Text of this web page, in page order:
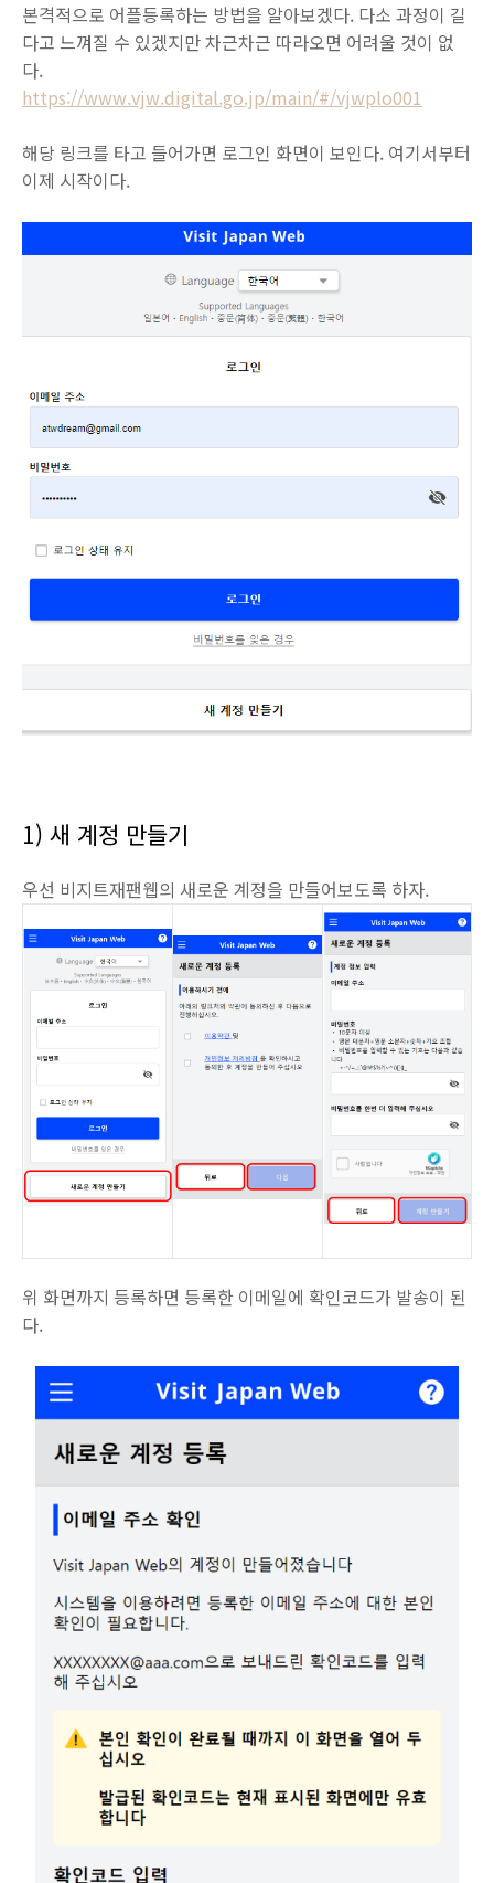
본격적으로 어플등록하는 방법을 알아보겠다. 다소 과정이 길
다고 느껴질 수 있겠지만 차근차근 따라오면 어려울 것이 없
다.
https://www.vjw.digital.go.jp/main/#/vjwplo001
해당 링크를 타고 들어가면 로그인 화면이 보인다. 여기서부터
이제 시작이다.
1) 새 계정 만들기
우선 비지트재팬웹의 새로운 계정을 만들어보도록 하자.
위 화면까지 등록하면 등록한 이메일에 확인코드가 발송이 된
다.